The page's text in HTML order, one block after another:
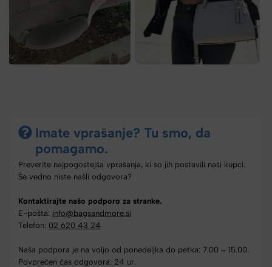
Imate vprašanje? Tu smo, da
pomagamo.
Preverite najpogostejša vprašanja, ki so jih postavili naši kupci.
Še vedno niste našli odgovora?
Kontaktirajte našo podporo za stranke.
E-pošta: info@bagsandmore.si
Telefon: 02 620 43 24
Naša podpora je na voljo od ponedeljka do petka: 7.00 – 15.00.
Povprečen čas odgovora: 24 ur.